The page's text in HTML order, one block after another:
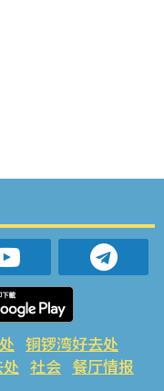
铜锣湾好去处
社会 餐厅情报